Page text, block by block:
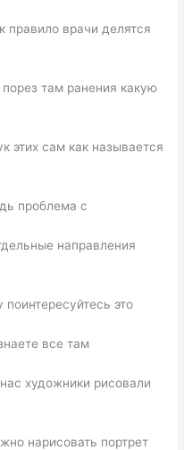
правило врачи делятся
там ранения какую
этих сам как называется
проблема с
направления
поинтересуйтесь это
все там
художники рисовали
нарисовать портрет